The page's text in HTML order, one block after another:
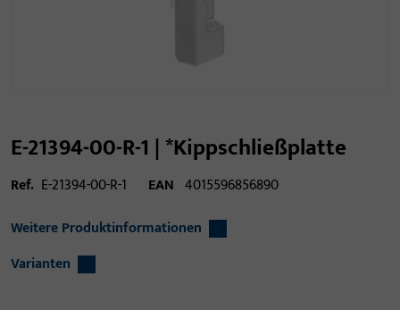
E-21394-00-R-1 | *Kippschließplatte
Ref. E-21394-00-R-1 EAN 4015596856890
Weitere Produktinformationen
Varianten